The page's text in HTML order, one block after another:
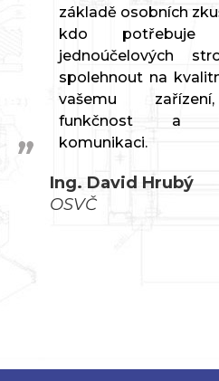
základě osobních
kdo potřebuje
jednoúčelových
spolehnout na
vašemu
funkčnost a
komunikaci.
Ing. David Hrubý
OSVČ